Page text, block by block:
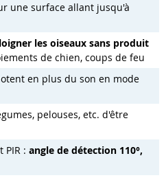
une surface allant jusqu'à
les oiseaux sans produit
de chien, coups de feu
en plus du son en mode
pelouses, etc. d'être
PIR : angle de détection 110°,